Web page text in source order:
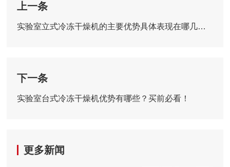
上一条
实验室立式冷冻干燥机的主要优势具体表现在哪几个方面？
下一条
实验室台式冷冻干燥机优势有哪些？买前必看！
更多新闻